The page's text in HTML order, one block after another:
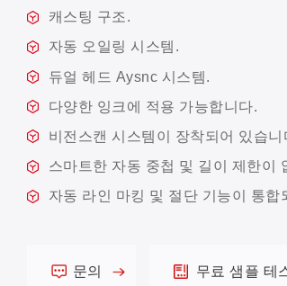
캐스팅 구조.
자동 오일링 시스템.
듀얼 헤드 Aysnc 시스템.
다양한 잉크에 적용 가능합니다.
비전스캔 시스템이 장착되어 있습니
스마트한 자동 중첩 및 길이 제한이
자동 라인 마킹 및 절단 기능이 통합
문의 무료 샘플 테